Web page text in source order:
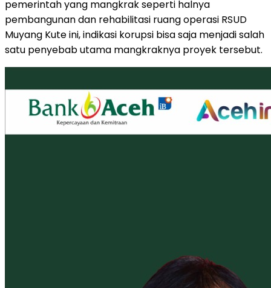
pemerintah yang mangkrak seperti halnya
pembangunan dan rehabilitasi ruang operasi RSUD
Muyang Kute ini, indikasi korupsi bisa saja menjadi salah
satu penyebab utama mangkraknya proyek tersebut.